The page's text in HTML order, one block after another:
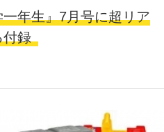
年生』7月号に超リア
付録